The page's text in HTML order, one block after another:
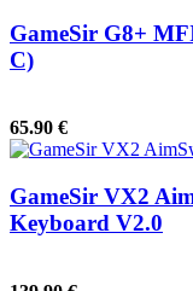
GameSir G8+
C)
65.90 €
GameSir VX2
Keyboard V2.0